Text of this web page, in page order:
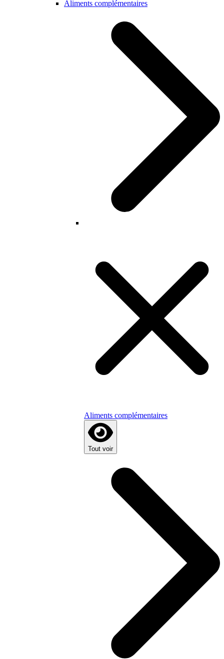
Aliments complémentaires
Aliments complémentaires
Tout voir